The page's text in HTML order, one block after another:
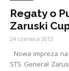
Regaty o
Zaruski
24 czerwca 2013
Nowa impreza
STS Generał